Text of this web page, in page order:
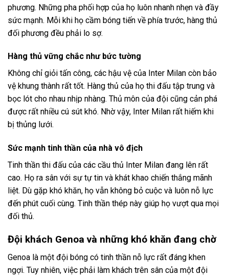
phương. Những pha phối hợp của họ luôn nhanh nhẹn và đầy
sức mạnh. Mỗi khi họ cầm bóng tiến về phía trước, hàng thủ
đối phương đều phải lo sợ.
Hàng thủ vững chắc như bức tường
Không chỉ giỏi tấn công, các hậu vệ của Inter Milan còn bảo
vệ khung thành rất tốt. Hàng thủ của họ thi đấu tập trung và
bọc lót cho nhau nhịp nhàng. Thủ môn của đội cũng cản phá
được rất nhiều cú sút khó. Nhờ vậy, Inter Milan rất hiếm khi
bị thủng lưới.
Sức mạnh tinh thần của nhà vô địch
Tinh thần thi đấu của các cầu thủ Inter Milan đang lên rất
cao. Họ ra sân với sự tự tin và khát khao chiến thắng mãnh
liệt. Dù gặp khó khăn, họ vẫn không bỏ cuộc và luôn nỗ lực
đến phút cuối cùng. Tinh thần thép này giúp họ vượt qua mọi
đối thủ.
Đội khách Genoa và những khó khăn đang chờ
Genoa là một đội bóng có tinh thần nỗ lực rất đáng khen
ngợi. Tuy nhiên, việc phải làm khách trên sân của một đội